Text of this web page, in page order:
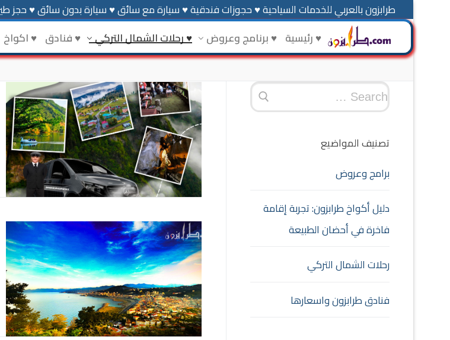
طرابزون بالعربي للخدمات السياحية ♥ حجوزات فندقية ♥ سيارة مع سائق ♥ سيارة بدون سائق ♥ حجز
♥ رئيسية ♥ برنامج وعروض ♥ رحلات الشمال التركي ♥ فنادق ♥ اكواخ
تصنيف المواضيع
برامج وعروض
دليل أكواخ طرابزون: تجربة إقامة
فاخرة في أحضان الطبيعة
رحلات الشمال التركي
فنادق طرابزون واسعارها